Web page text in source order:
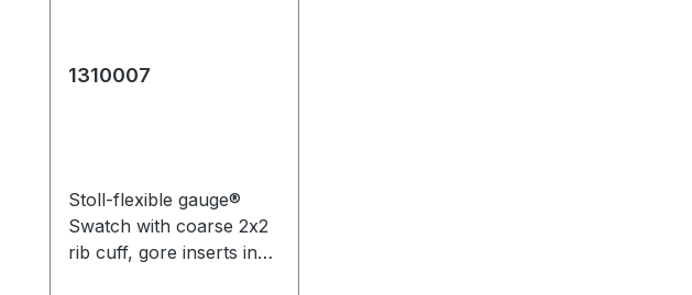
1310007
Stoll-flexible gauge®
Swatch with coarse 2x2
rib cuff, gore inserts in